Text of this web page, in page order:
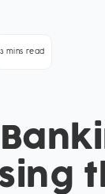
3 mins read